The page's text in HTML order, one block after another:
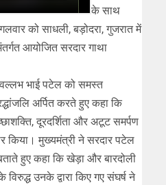
के साथ
को साधली, बड़ोदरा, गुजरात में
आयोजित सरदार गाथा
वल्लभ भाई पटेल को समस्त
अर्पित करते हुए कहा कि
दूरदर्शिता और अटूट समर्पण
किया। मुख्यमंत्री ने सरदार पटेल
हुए कहा कि खेड़ा और बारदोली
उनके द्वारा किए गए संघर्ष ने